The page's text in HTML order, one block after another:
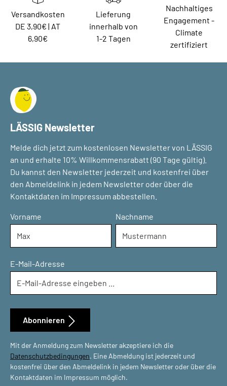
Versandkosten
DE 3,90€ | AT
6,90€
Lieferung
innerhalb von
1-2 Tagen
Nachhaltiges
Engagement -
Climate
zertifiziert
LÄSSIG Newsletter
Melde dich jetzt zum kostenlosen Newsletter von LÄSSIG
an und erhalte 10% Willkommensrabatt (90 Tage gültig).
Du kannst den Newsletter jederzeit und kostenfrei über
den Abmeldelink in jedem Newsletter oder über die
Kontaktdaten im Impressum abbestellen.
Vorname Nachname
E-Mail-Adresse
Mit der Anmeldung zum Newsletter akzeptiere ich die
Datenschutzbedingungen. Eine Abmeldung ist jederzeit und
kostenfrei über den Abmeldelink in jedem Newsletter oder über die
Kontaktdaten im Impressum möglich.
Abonnieren